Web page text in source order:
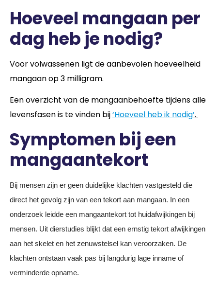
Hoeveel mangaan per
dag heb je nodig?
Voor volwassenen ligt de aanbevolen hoeveelheid
mangaan op 3 milligram.
Een overzicht van de mangaanbehoefte tijdens alle
levensfasen is te vinden bij‘Hoeveel heb ik nodig’.
Symptomen bij een
mangaantekort
Bij mensen zijn er geen duidelijke klachten vastgesteld die
direct het gevolg zijn van een tekort aan mangaan. In een
onderzoek leidde een mangaantekort tot huidafwijkingen bij
mensen. Uit dierstudies blijkt dat een ernstig tekort afwijkingen
aan het skelet en het zenuwstelsel kan veroorzaken. De
klachten ontstaan vaak pas bij langdurig lage inname of
verminderde opname.